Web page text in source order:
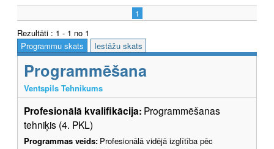
1
Rezultāti : 1 - 1 no 1
Programmu skats
Iestāžu skats
Programmēšana
Ventspils Tehnikums
Profesionālā kvalifikācija: Programmēšanas
tehniķis (4. PKL)
Programmas veids: Profesionālā vidējā izglītība pēc